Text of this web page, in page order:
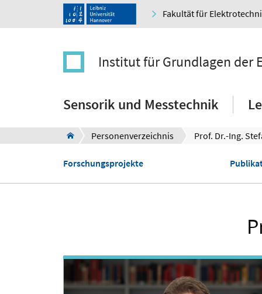
Fakultät für
Institut für Grundlagen der
Sensorik und Messtechnik
Personenverzeichnis Prof. Dr.-Ing.
Forschungsprojekte